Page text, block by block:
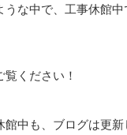
うな中で、工事休館
覧ください！
館中も、ブログは更